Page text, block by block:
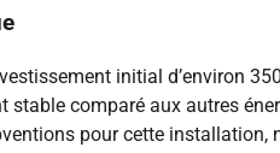
initial d’environ
comparé aux autres
pour cette installation,